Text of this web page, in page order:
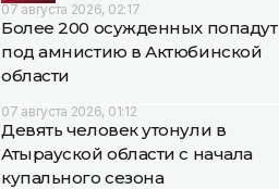
07 августа 2026, 02:17
Более 200 осужденных попадут
под амнистию в Актюбинской
области
07 августа 2026, 01:12
Девять человек утонули в
Атырауской области с начала
купального сезона